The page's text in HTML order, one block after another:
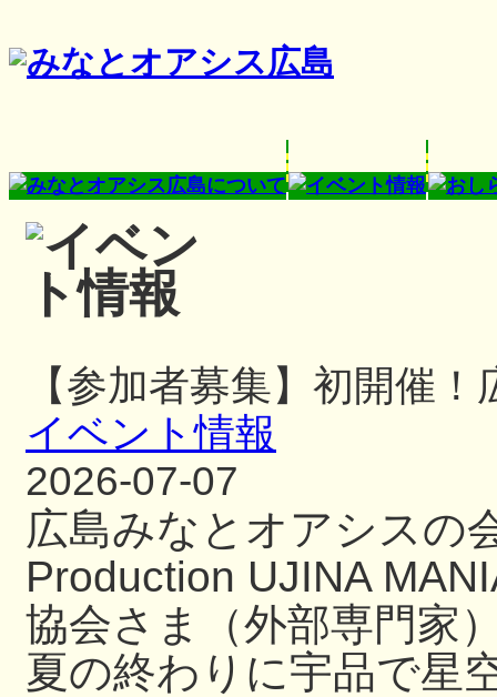
【参加者募集】初開催
イベント情報
2026-07-07
広島みなとオアシスの
Production UJINA
協会さま（外部専門家
夏の終わりに宇品で星